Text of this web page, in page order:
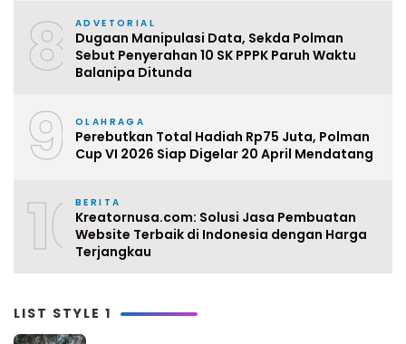
8 ADVETORIAL
Dugaan Manipulasi Data, Sekda Polman
Sebut Penyerahan 10 SK PPPK Paruh Waktu
Balanipa Ditunda
9 OLAHRAGA
Perebutkan Total Hadiah Rp75 Juta, Polman
Cup VI 2026 Siap Digelar 20 April Mendatang
10BERITA
Kreatornusa.com: Solusi Jasa Pembuatan
Website Terbaik di Indonesia dengan Harga
Terjangkau
LIST STYLE 1